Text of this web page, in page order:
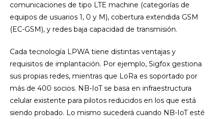
comunicaciones de tipo LTE machine (categorías de
equipos de usuarios 1, 0 y M), cobertura extendida GSM
(EC-GSM), y redes baja capacidad de transmisión.
Cada tecnología LPWA tiene distintas ventajas y
requisitos de implantación. Por ejemplo, Sigfox gestiona
sus propias redes, mientras que LoRa es soportado por
más de 400 socios. NB-IoT se basa en infraestructura
celular existente para pilotos reducidos en los que está
siendo probado. Lo mismo sucederá cuando NB-IoT esté